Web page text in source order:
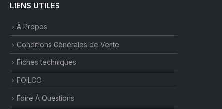
LIENS UTILES
À Propos
Conditions Générales de Vente
Fiches techniques
FOILCO
Foire À Questions